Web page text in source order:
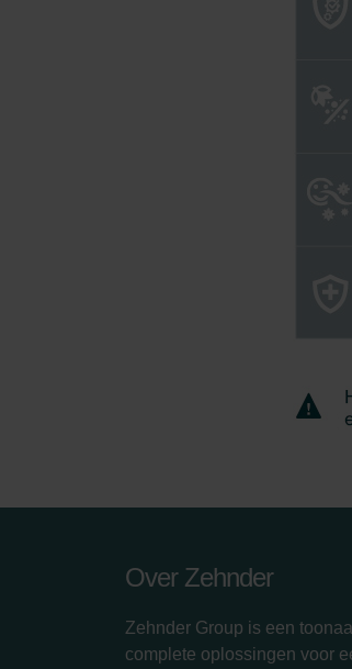
Over Zehnder
Zehnder Group is een
complete oplossingen voor